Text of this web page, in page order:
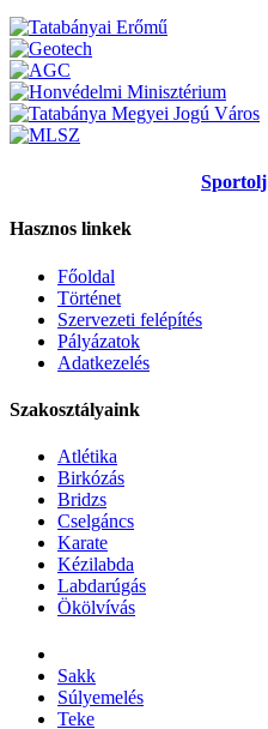
Hasznos linkek
Főoldal
Történet
Szervezeti felépítés
Pályázatok
Adatkezelés
Szakosztályaink
Atlétika
Birkózás
Bridzs
Cselgáncs
Karate
Kézilabda
Labdarúgás
Ökölvívás
Sakk
Súlyemelés
Teke